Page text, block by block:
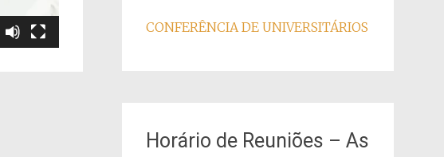
CONFERÊNCIA DE UNIVERSITÁRIOS
Horário de Reuniões – As